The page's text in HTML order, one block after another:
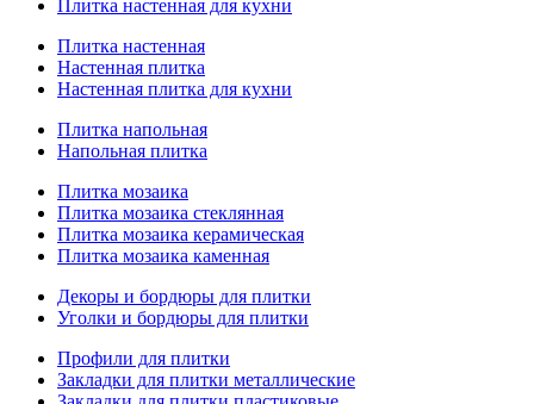
Плитка настенная для кухни
Плитка настенная
Настенная плитка
Настенная плитка для кухни
Плитка напольная
Напольная плитка
Плитка мозаика
Плитка мозаика стеклянная
Плитка мозаика керамическая
Плитка мозаика каменная
Декоры и бордюры для плитки
Уголки и бордюры для плитки
Профили для плитки
Закладки для плитки металлические